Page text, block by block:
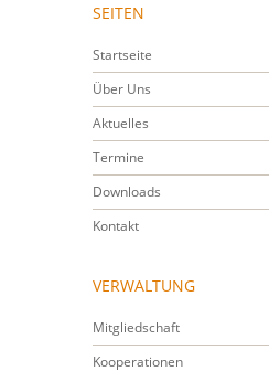
SEITEN
Startseite
Über Uns
Aktuelles
Termine
Downloads
Kontakt
VERWALTUNG
Mitgliedschaft
Kooperationen